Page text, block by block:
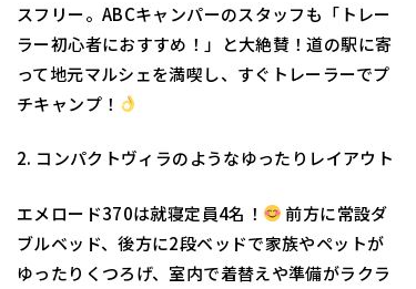
スフリー。ABCキャンパーのスタッフも「トレー
ラー初心者におすすめ！」と大絶賛！道の駅に寄
って地元マルシェを満喫し、すぐトレーラーでプ
チキャンプ！
2. コンパクトヴィラのようなゆったりレイアウト
エメロード370は就寝定員4名！
前方に常設ダ
ブルベッド、後方に2段ベッドで家族やペットが
ゆったりくつろげ、室内で着替えや準備がラクラ